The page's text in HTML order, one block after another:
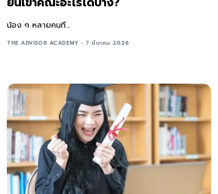
น้อง ๆ หลายคนที...
THE ADVISOR ACADEMY 7 มีนาคม 2026